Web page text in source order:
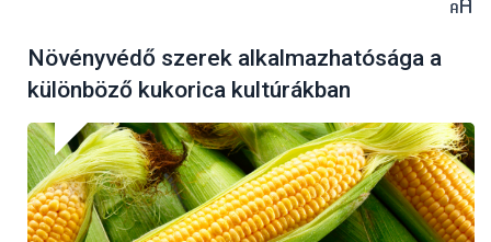
Növényvédő szerek alkalmazhatósága a
különböző kukorica kultúrákban